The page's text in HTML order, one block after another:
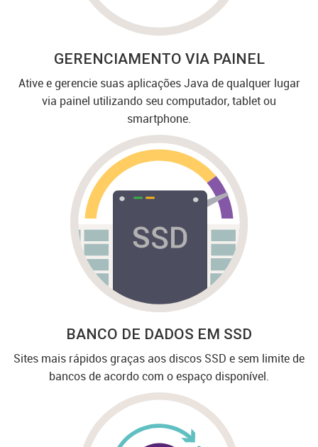
GERENCIAMENTO VIA PAINEL
Ative e gerencie suas aplicações Java de qualquer lugar
via painel utilizando seu computador, tablet ou
smartphone.
BANCO DE DADOS EM SSD
Sites mais rápidos graças aos discos SSD e sem limite de
bancos de acordo com o espaço disponível.